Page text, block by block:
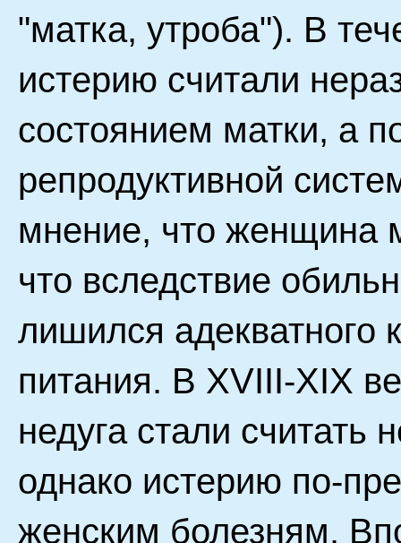
"матка, утроба"). В
истерию считали
состоянием матки, а
репродуктивной
мнение, что женщина
что вследствие
лишился адекватного
питания. В XVIII-XIX
недуга стали считать
однако истерию по-
женским болезням.